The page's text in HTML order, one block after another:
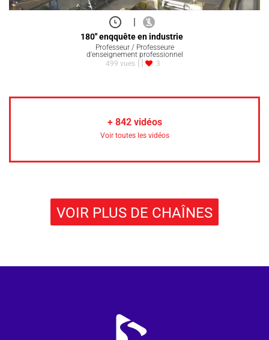
|
180'' enqquête en industrie
Professeur / Professeure
d'enseignement professionnel
499 vues
3
+ 842vidéos
Voir toutes les vidéos
VOIR PLUS DE CHAÎNES